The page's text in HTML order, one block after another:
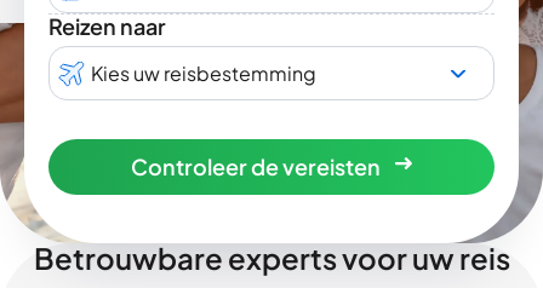
Reizen naar
Kies uw reisbestemming
Controleer de vereisten
Betrouwbare experts voor uw reis